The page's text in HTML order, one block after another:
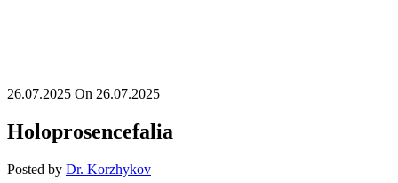
26.07.2025 On 26.07.2025
Holoprosencefalia
Posted by Dr. Korzhykov